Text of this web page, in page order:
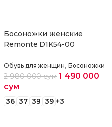
Босоножки женские
Remonte D1K54-00
Обувь для женщин, Босоножки
2 980 000сум 1 490 000
сум
36 37 38 39 +3